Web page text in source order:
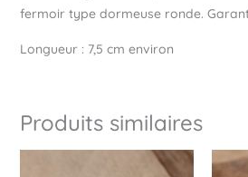
fermoir type dormeuse ronde.
Longueur : 7,5 cm environ
Produits similaires